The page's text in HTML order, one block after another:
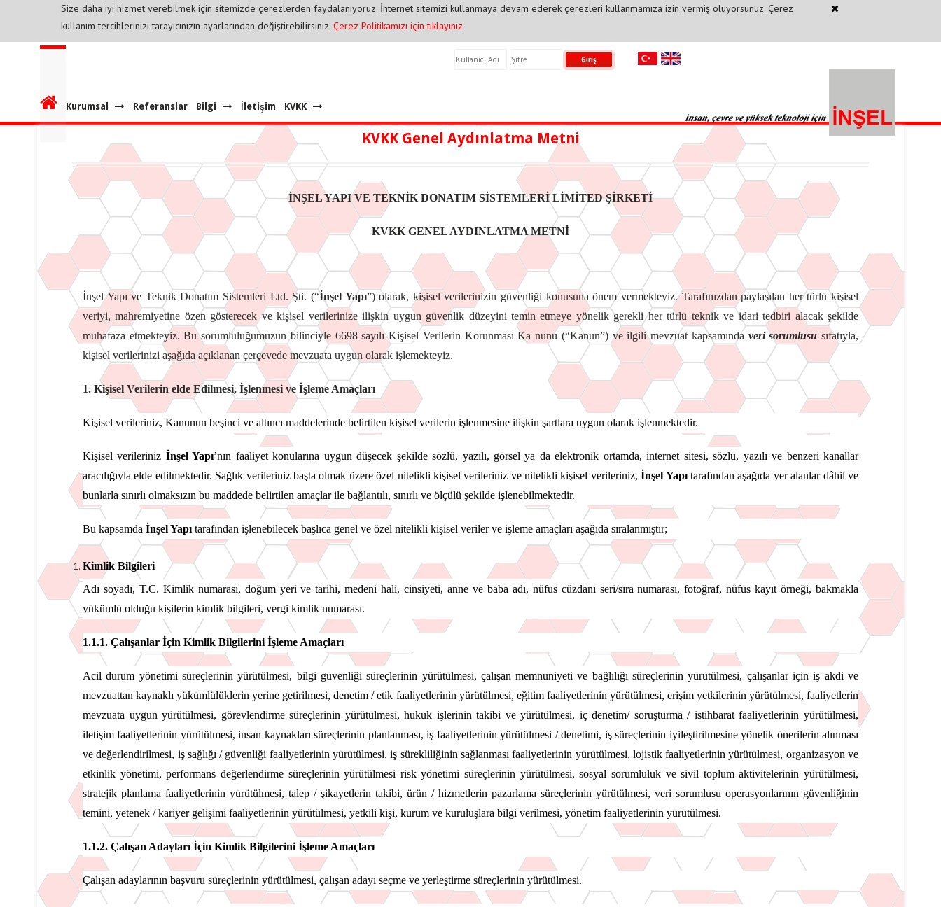
Size daha iyi hizmet verebilmek için sitemizde çerezlerden faydalanıyoruz. İnternet sitemizi kullanmaya devam ederek çerezleri kullanmamıza izin vermiş oluyorsunuz. Çerez
kullanım tercihlerinizi tarayıcınızın ayarlarından değiştirebilirsiniz. Çerez Politikamızı için tıklayınız
Kurumsal Referanslar Bilgi İletişim KVKK
KVKK Genel Aydınlatma Metni
İNŞEL YAPI VE TEKNİK DONATIM SİSTEMLERİ LİMİTED ŞİRKETİ
KVKK GENEL AYDINLATMA METNİ
İnşel Yapı ve Teknik Donatım Sistemleri Ltd. Şti. (“İnşel Yapı”) olarak, kişisel verilerinizin güvenliği konusuna önem vermekteyiz. Tarafınızdan paylaşılan her türlü kişisel
veriyi, mahremiyetine özen gösterecek ve kişisel verilerinize ilişkin uygun güvenlik düzeyini temin etmeye yönelik gerekli her türlü teknik ve idari tedbiri alacak şekilde
muhafaza etmekteyiz. Bu sorumluluğumuzun bilinciyle 6698 sayılı Kişisel Verilerin Korunması Ka nunu (“Kanun”) ve ilgili mevzuat kapsamında veri sorumlususıfatıyla,
kişisel verilerinizi aşağıda açıklanan çerçevede mevzuata uygun olarak işlemekteyiz.
1. Kişisel Verilerin elde Edilmesi, İşlenmesi ve İşleme Amaçları
Kişisel verileriniz, Kanunun beşinci ve altıncı maddelerinde belirtilen kişisel verilerin işlenmesine ilişkin şartlara uygun olarak işlenmektedir.
Kişisel verileriniz İnşel Yapı’nın faaliyet konularına uygun düşecek şekilde sözlü, yazılı, görsel ya da elektronik ortamda, internet sitesi, sözlü, yazılı ve benzeri kanallar
aracılığıyla elde edilmektedir. Sağlık verileriniz başta olmak üzere özel nitelikli kişisel verileriniz ve nitelikli kişisel verileriniz,İnşel Yapıtarafından aşağıda yer alanlar dâhil ve
bunlarla sınırlı olmaksızın bu maddede belirtilen amaçlar ile bağlantılı, sınırlı ve ölçülü şekilde işlenebilmektedir.
Bu kapsamda İnşel Yapı tarafından işlenebilecek başlıca genel ve özel nitelikli kişisel veriler ve işleme amaçları aşağıda sıralanmıştır;
Kimlik Bilgileri
Adı soyadı, T.C. Kimlik numarası, doğum yeri ve tarihi, medeni hali, cinsiyeti, anne ve baba adı, nüfus cüzdanı seri/sıra numarası, fotoğraf, nüfus kayıt örneği, bakmakla
yükümlü olduğu kişilerin kimlik bilgileri, vergi kimlik numarası.
1.1.1. Çalışanlar İçin Kimlik Bilgilerini İşleme Amaçları
Acil durum yönetimi süreçlerinin yürütülmesi, bilgi güvenliği süreçlerinin yürütülmesi, çalışan memnuniyeti ve bağlılığı süreçlerinin yürütülmesi, çalışanlar için iş akdi ve
mevzuattan kaynaklı yükümlülüklerin yerine getirilmesi, denetim / etik faaliyetlerinin yürütülmesi, eğitim faaliyetlerinin yürütülmesi, erişim yetkilerinin yürütülmesi, faaliyetlerin
mevzuata uygun yürütülmesi, görevlendirme süreçlerinin yürütülmesi, hukuk işlerinin takibi ve yürütülmesi, iç denetim/ soruşturma / istihbarat faaliyetlerinin yürütülmesi,
iletişim faaliyetlerinin yürütülmesi, insan kaynakları süreçlerinin planlanması, iş faaliyetlerinin yürütülmesi / denetimi, iş süreçlerinin iyileştirilmesine yönelik önerilerin alınması
ve değerlendirilmesi, iş sağlığı / güvenliği faaliyetlerinin yürütülmesi, iş sürekliliğinin sağlanması faaliyetlerinin yürütülmesi, lojistik faaliyetlerinin yürütülmesi, organizasyon ve
etkinlik yönetimi, performans değerlendirme süreçlerinin yürütülmesi risk yönetimi süreçlerinin yürütülmesi, sosyal sorumluluk ve sivil toplum aktivitelerinin yürütülmesi,
stratejik planlama faaliyetlerinin yürütülmesi, talep / şikayetlerin takibi, ürün / hizmetlerin pazarlama süreçlerinin yürütülmesi, veri sorumlusu operasyonlarının güvenliğinin
temini, yetenek / kariyer gelişimi faaliyetlerinin yürütülmesi, yetkili kişi, kurum ve kuruluşlara bilgi verilmesi, yönetim faaliyetlerinin yürütülmesi.
1.1.2. Çalışan Adayları İçin Kimlik Bilgilerini İşleme Amaçları
Çalışan adaylarının başvuru süreçlerinin yürütülmesi, çalışan adayı seçme ve yerleştirme süreçlerinin yürütülmesi.